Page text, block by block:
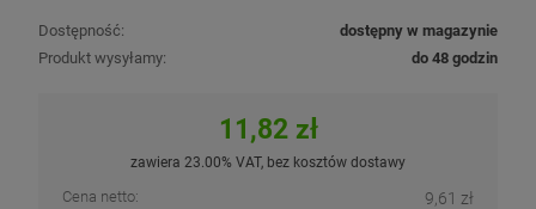
Dostępność:
dostępny w magazynie
Produkt wysyłamy:
do 48 godzin
11,82 zł
zawiera 23.00% VAT, bez kosztów dostawy
Cena netto: 9,61 zł